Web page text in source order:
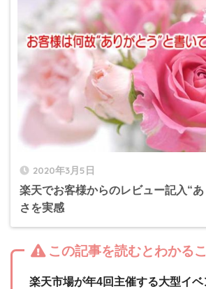
2020年3月5日
楽天でお客様からのレビュー記入“
さを実感
この記事を読むとわかる
楽天市場が年4回主催する大型イ